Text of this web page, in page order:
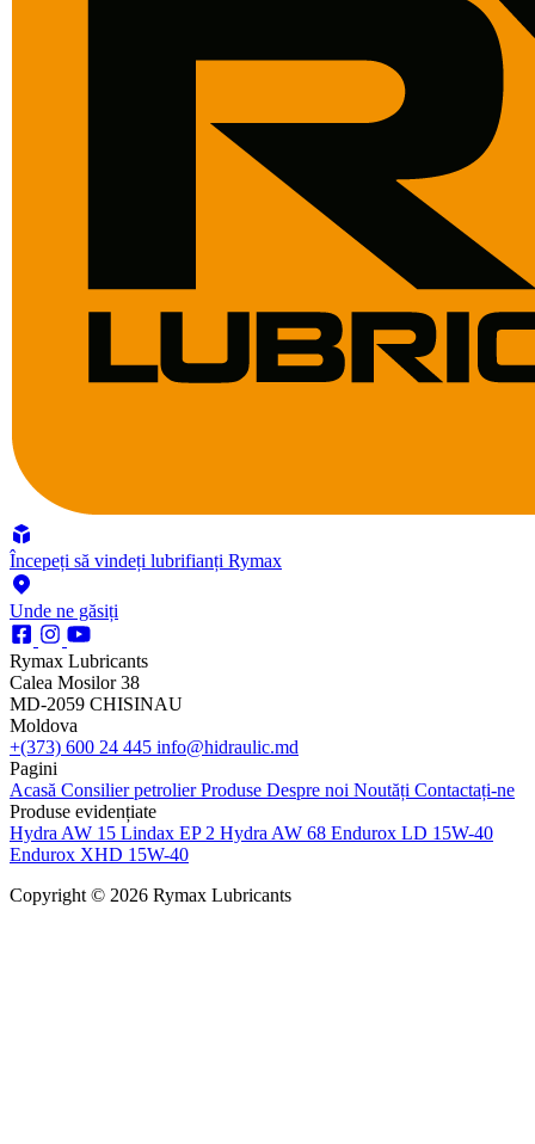
Începeți să vindeți lubrifianți Rymax
Unde ne găsiți
Rymax Lubricants
Calea Mosilor 38
MD-2059 CHISINAU
Moldova
+(373) 600 24 445 info@hidraulic.md
Pagini
Acasă Consilier petrolierProduse Despre noi Noutăți Contactați-ne
Produse evidențiate
Hydra AW 15 Lindax EP 2 Hydra AW 68 Endurox LD 15W-40
Endurox XHD 15W-40
Copyright © 2026 Rymax Lubricants